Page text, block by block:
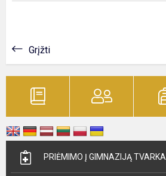
Grįžti
PRIĖMIMO Į GIMNAZIJĄ TVARKA